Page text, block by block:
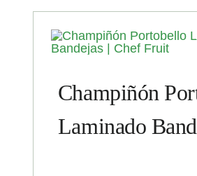
Champiñón
Laminado